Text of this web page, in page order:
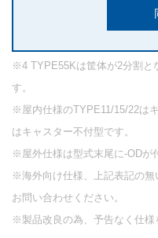
※4 TYPE55Kは筐体が2分割と
す。
※屋内仕様のTYPE11/15/22は
はキャスター不付型です。
※屋外仕様は型式末尾に-ODが
※海外向け仕様、上記表記の無
お問い合わせください。
※製品改良の為、予告なく仕様